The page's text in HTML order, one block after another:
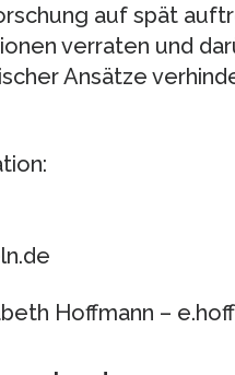
auf spät
verraten und
Ansätze
Hoffmann –